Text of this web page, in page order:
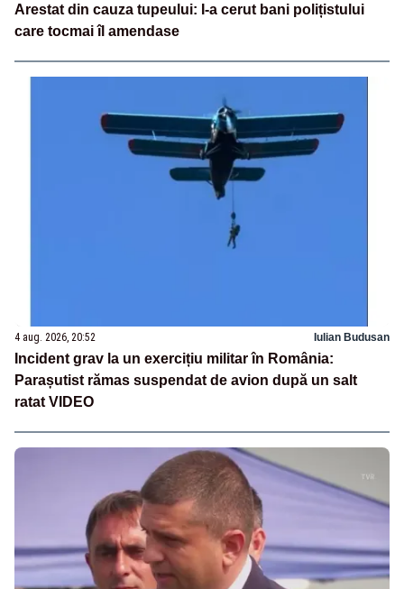
Arestat din cauza tupeului: I-a cerut bani polițistului
care tocmai îl amendase
4 aug. 2026, 20:52 Iulian Budusan
Incident grav la un exercițiu militar în România:
Parașutist rămas suspendat de avion după un salt
ratat VIDEO